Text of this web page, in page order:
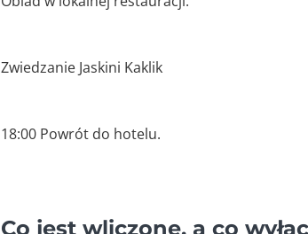
Zwiedzanie Jaskini Kaklik
18:00 Powrót do hotelu.
Co jest wliczone, a co